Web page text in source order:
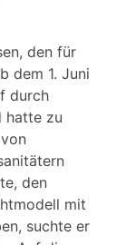
den für
dem 1. Juni
durch
hatte zu
den
mit
suchte er